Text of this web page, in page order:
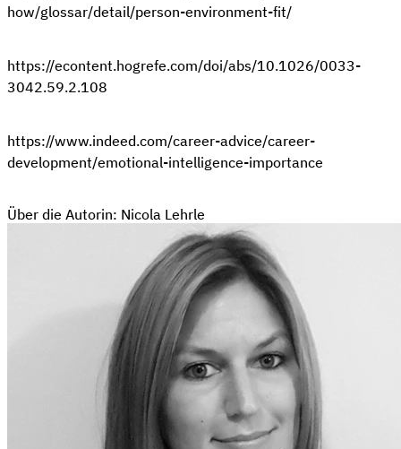
how/glossar/detail/person-environment-fit/
https://econtent.hogrefe.com/doi/abs/10.1026/0033-
3042.59.2.108
https://www.indeed.com/career-advice/career-
development/emotional-intelligence-importance
Über die Autorin: Nicola Lehrle